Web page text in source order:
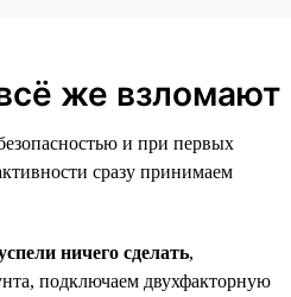
же взломают
и при первых
сразу принимаем
ничего сделать,
подключаем двухфакторную